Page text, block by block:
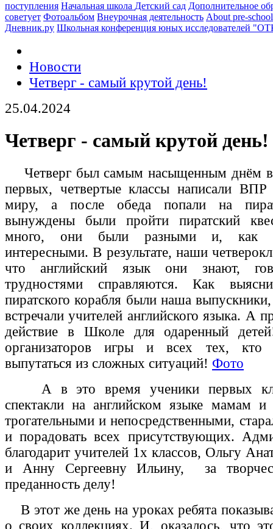
поступления Начальная школа Детский сад Дополнительное
советует Фотоальбом Внеурочная деятельность About pre-
Дневник.ру Школьная конференция юных исследователей
Новости
Четверг - самый крутой день!
25.04.2024
Четверг - самый крутой день!
Четверг был самым насыщенным днём в
первых, четвертые классы написали
миру, а после обеда попали на
вынуждены были пройти пиратский
много, они были разными и, как
интересными. В результате, наши
что английский язык они знают,
трудностями справляются. Как
пиратского корабля были наша
встречали учителей английского языка. А
действие в Школе для одаренный
организаторов игры и всех тех, кто
выпутаться из сложных ситуаций! Фото
А в это время ученики первых
спектакли на английском языке мамам
трогательными и непосредственными,
и порадовать всех присутствующих.
благодарит учителей 1х классов, Ольгу
и Анну Сергеевну Ильину, за
преданность делу!
В этот же день на уроках ребята
о своих коллекциях. И, оказалось, что